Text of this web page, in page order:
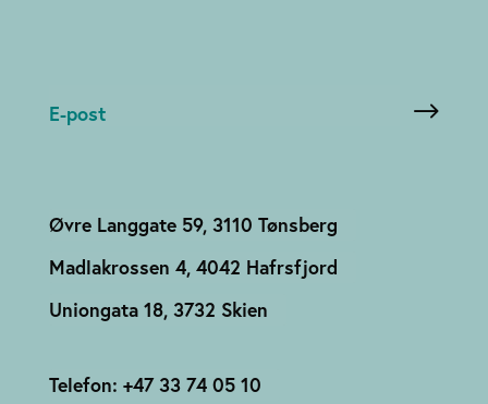
Øvre Langgate 59, 3110 Tønsberg
Madlakrossen 4, 4042 Hafrsfjord
Uniongata 18, 3732 Skien
Telefon: +47 33 74 05 10